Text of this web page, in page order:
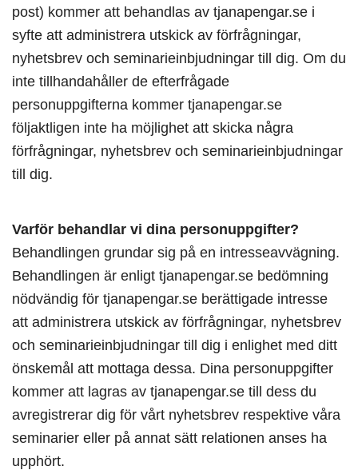
post) kommer att behandlas av tjanapengar.se i
syfte att administrera utskick av förfrågningar,
nyhetsbrev och seminarieinbjudningar till dig. Om du
inte tillhandahåller de efterfrågade
personuppgifterna kommer tjanapengar.se
följaktligen inte ha möjlighet att skicka några
förfrågningar, nyhetsbrev och seminarieinbjudningar
till dig.
Varför behandlar vi dina personuppgifter?
Behandlingen grundar sig på en intresseavvägning.
Behandlingen är enligt tjanapengar.se bedömning
nödvändig för tjanapengar.se berättigade intresse
att administrera utskick av förfrågningar, nyhetsbrev
och seminarieinbjudningar till dig i enlighet med ditt
önskemål att mottaga dessa. Dina personuppgifter
kommer att lagras av tjanapengar.se till dess du
avregistrerar dig för vårt nyhetsbrev respektive våra
seminarier eller på annat sätt relationen anses ha
upphört.